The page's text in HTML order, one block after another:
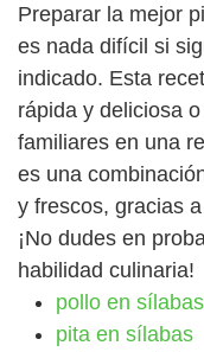
Preparar la mejor
es nada difícil si
indicado. Esta
rápida y deliciosa
familiares en una
es una
y frescos, gracias
¡No dudes en
habilidad culinaria!
pollo en sílabas
pita en sílabas